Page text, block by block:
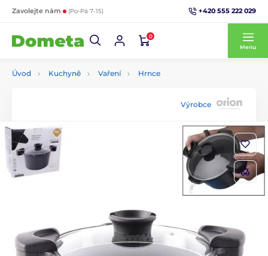
Zavolejte nám (Po-Pá 7-15) +420 555 222 029
0
Menu
Úvod Kuchyně Vaření Hrnce
Výrobce